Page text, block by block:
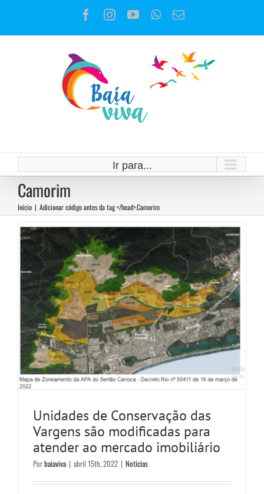
o
Facebook
Instagram
YouTubeWhatsApp
E-
Ir para...
Camorim
Início | Adicionar código antes da tag </head>.Camorim
Unidades de Conservação das
atender ao mercado imobiliário
Unidades de Conservação das
Vargens são modificadas para
atender ao mercado imobiliário
Porbaiaviva | abril 15th, 2022 | Notícias